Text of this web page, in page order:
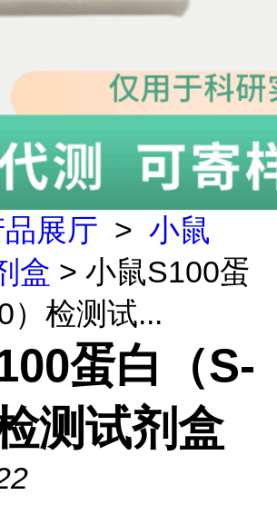
品展厅 > 小鼠
盒 > 小鼠S100蛋
）检测试...
蛋白（S-
测试剂盒